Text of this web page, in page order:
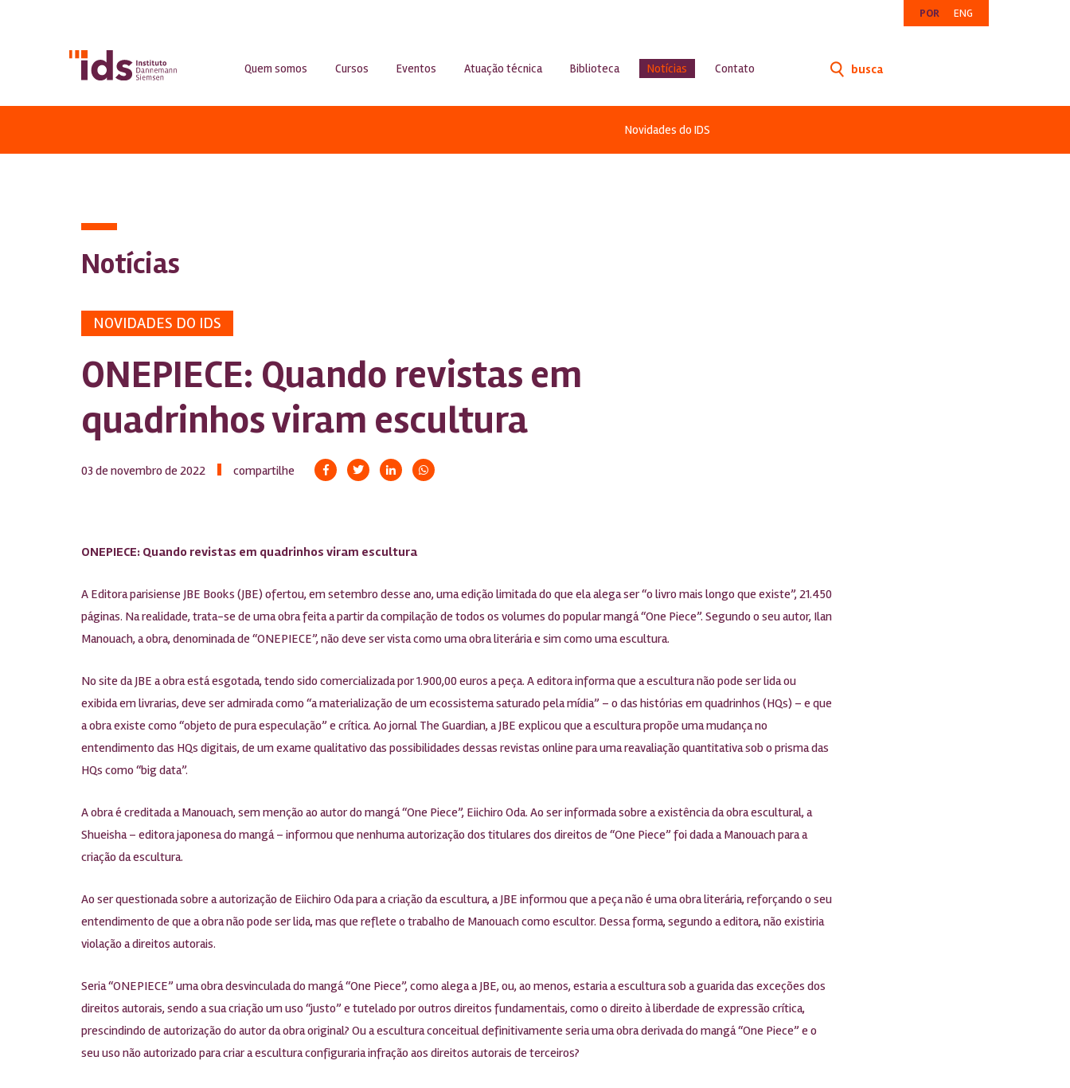
POR ENG
Quem somos Cursos Eventos Atuação técnica Biblioteca Notícias
Novidades do IDS
Contato busca
Notícias
NOVIDADES DO IDS
ONEPIECE: Quando revistas em
quadrinhos viram escultura
03 de novembro de 2022 compartilhe
ONEPIECE: Quando revistas em quadrinhos viram escultura
A Editora parisiense JBE Books (JBE) ofertou, em setembro desse ano, uma edição limitada do que ela alega ser “o livro mais longo que existe”, 21.450
páginas. Na realidade, trata-se de uma obra feita a partir da compilação de todos os volumes do popular mangá “One Piece”. Segundo o seu autor, Ilan
Manouach, a obra, denominada de “ONEPIECE”, não deve ser vista como uma obra literária e sim como uma escultura.
No site da JBE a obra está esgotada, tendo sido comercializada por 1.900,00 euros a peça. A editora informa que a escultura não pode ser lida ou
exibida em livrarias, deve ser admirada como “a materialização de um ecossistema saturado pela mídia” – o das histórias em quadrinhos (HQs) – e que
a obra existe como “objeto de pura especulação” e crítica. Ao jornal The Guardian, a JBE explicou que a escultura propõe uma mudança no
entendimento das HQs digitais, de um exame qualitativo das possibilidades dessas revistas online para uma reavaliação quantitativa sob o prisma das
HQs como “big data”.
A obra é creditada a Manouach, sem menção ao autor do mangá “One Piece”, Eiichiro Oda. Ao ser informada sobre a existência da obra escultural, a
Shueisha – editora japonesa do mangá – informou que nenhuma autorização dos titulares dos direitos de “One Piece” foi dada a Manouach para a
criação da escultura.
Ao ser questionada sobre a autorização de Eiichiro Oda para a criação da escultura, a JBE informou que a peça não é uma obra literária, reforçando o seu
entendimento de que a obra não pode ser lida, mas que reflete o trabalho de Manouach como escultor. Dessa forma, segundo a editora, não existiria
violação a direitos autorais.
Seria “ONEPIECE” uma obra desvinculada do mangá “One Piece”, como alega a JBE, ou, ao menos, estaria a escultura sob a guarida das exceções dos
direitos autorais, sendo a sua criação um uso “justo” e tutelado por outros direitos fundamentais, como o direito à liberdade de expressão crítica,
prescindindo de autorização do autor da obra original? Ou a escultura conceitual definitivamente seria uma obra derivada do mangá “One Piece” e o
seu uso não autorizado para criar a escultura configuraria infração aos direitos autorais de terceiros?